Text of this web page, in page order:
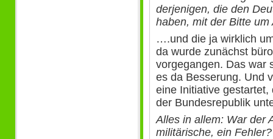
derjenigen, die den
haben, mit der Bitte
….und die ja wirklich
da wurde zunächst
vorgegangen. Das war
es da Besserung. Und
eine Initiative
der Bundesrepublik
Alles in allem: War der
militärische, ein Fehler?